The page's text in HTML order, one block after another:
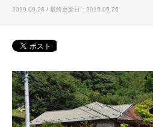
2019.09.26 / 最終更新日：2019.09.26